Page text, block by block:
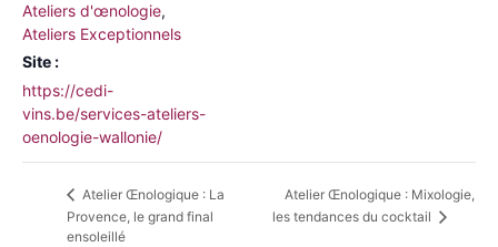
Ateliers d'œnologie,
Ateliers Exceptionnels
Site :
https://cedi-
vins.be/services-ateliers-
oenologie-wallonie/
Atelier Œnologique : La
Provence, le grand final
ensoleillé
Atelier Œnologique : Mixologie,
les tendances du cocktail